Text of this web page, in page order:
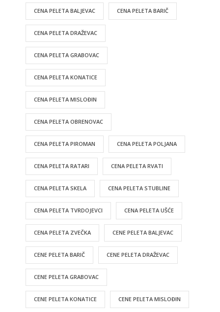
CENA PELETA BALJEVAC CENA PELETA BARIČ
CENA PELETA DRAŽEVAC
CENA PELETA GRABOVAC
CENA PELETA KONATICE
CENA PELETA MISLOĐIN
CENA PELETA OBRENOVAC
CENA PELETA PIROMAN CENA PELETA POLJANA
CENA PELETA RATARI CENA PELETA RVATI
CENA PELETA SKELA CENA PELETA STUBLINE
CENA PELETA TVRDOJEVCI CENA PELETA UŠĆE
CENA PELETA ZVEČKA CENE PELETA BALJEVAC
CENE PELETA BARIČ CENE PELETA DRAŽEVAC
CENE PELETA GRABOVAC
CENE PELETA KONATICE CENE PELETA MISLOĐIN